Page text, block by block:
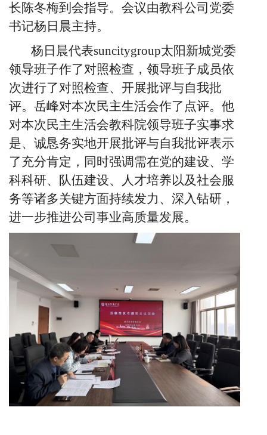
长陈冬梅到会指导。会议由教科公司党委
书记杨日晨主持。
杨日晨代表suncitygroup太阳新城党委
领导班子作了对照检查，领导班子成员依
次进行了对照检查、开展批评与自我批
评。岳峰对本次民主生活会作了点评。他
对本次民主生活会教科院领导班子实事求
是、诚恳务实地开展批评与自我批评表示
了充分肯定，同时强调需在党的建设、学
科科研、队伍建设、人才培养以及社会服
务等诸多关键方面持续发力、深入钻研，
进一步推进公司事业高质量发展。